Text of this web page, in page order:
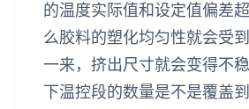
的温度实际值和设定值偏差
么胶料的塑化均匀性就会受
一来，挤出尺寸就会变得不
下温控段的数量是不是覆盖